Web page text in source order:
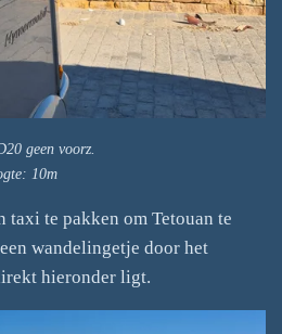
geen voorz.
10m
taxi te pakken om Tetouan te
wandelingetje door het
hieronder ligt.